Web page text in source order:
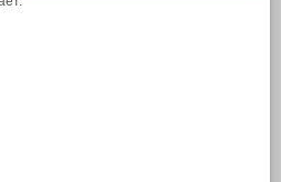
случае возможно применение
с действующим
Федерации. При
и источник